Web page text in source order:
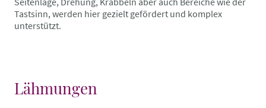
Tastsinn, werden hier gezielt gefördert und komplex
unterstützt.
Lähmungen